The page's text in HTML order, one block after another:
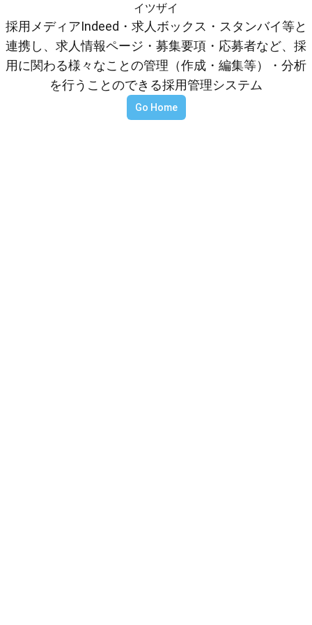
イツザイ
採用メディアIndeed・求人ボックス・スタンバイ等と
連携し、求人情報ページ・募集要項・応募者など、採
用に関わる様々なことの管理（作成・編集等）・分析
を行うことのできる採用管理システム
Go Home